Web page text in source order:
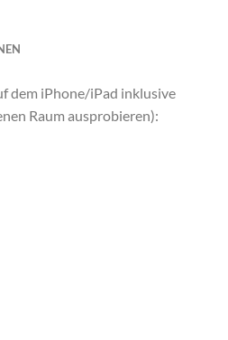
dem iPhone/iPad inklusive
Raum ausprobieren):